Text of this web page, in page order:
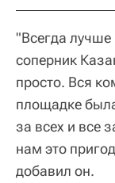
"Всегда
соперник
просто. Вся
площадке
за всех и все
нам это
добавил он.